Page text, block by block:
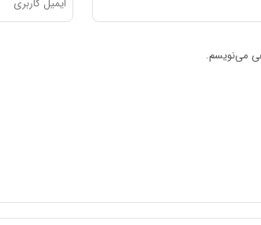
می‌نویسم.